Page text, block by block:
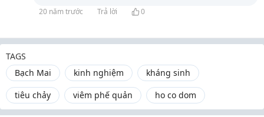
20 năm trước Trả lời 0
TAGS
Bạch Mai
kinh nghiệm
kháng sinh
tiêu chảy
viêm phế quản ho co dom